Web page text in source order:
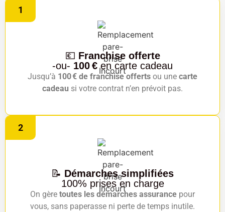
1
💶 Franchise offerte
-ou- 100 €en carte cadeau
Jusqu’à 100 € de franchise offerts ou une carte
cadeau si votre contrat n’en prévoit pas.
2
📝 Démarches simplifiées
100% prises en charge
On gère toutes les démarches assurance pour
vous, sans paperasse ni perte de temps inutile.